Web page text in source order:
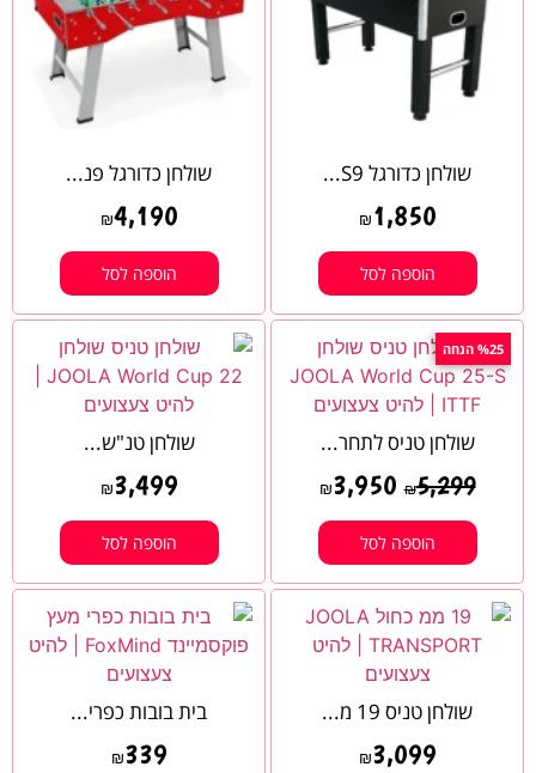
שולחן כדורגל S9...
₪ 1,850
הוספה לסל
שולחן כדורגל פנ...
₪4,190
הוספה לסל
%25 הנחה
שולחן טניס לתחר...
₪5,299
₪3,950
הוספה לסל
שולחן טנ"ש...
₪3,499
הוספה לסל
שולחן טניס 19 מ...
₪3,099
בית בובות כפרי...
₪339